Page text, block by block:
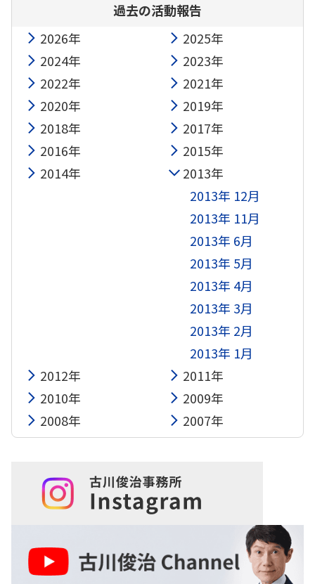
過去の活動報告
2026年
2025年
2024年
2023年
2022年
2021年
2020年
2019年
2018年
2017年
2016年
2015年
2014年
2013年
2013年 12月
2013年 11月
2013年 6月
2013年 5月
2013年 4月
2013年 3月
2013年 2月
2013年 1月
2012年
2011年
2010年
2009年
2008年
2007年